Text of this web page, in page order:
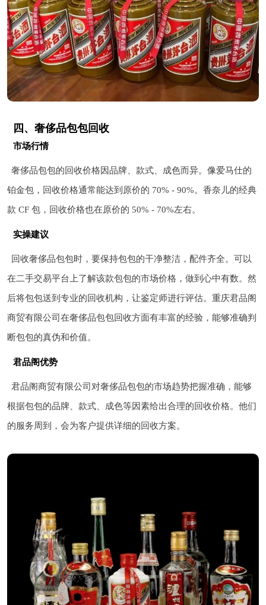
四、奢侈品包包回收
市场行情
奢侈品包包的回收价格因品牌、款式、成色而异。像爱马仕的
铂金包，回收价格通常能达到原价的 70% - 90%。香奈儿的经典
款 CF 包，回收价格也在原价的 50% - 70%左右。
实操建议
回收奢侈品包包时，要保持包包的干净整洁，配件齐全。可以
在二手交易平台上了解该款包包的市场价格，做到心中有数。然
后将包包送到专业的回收机构，让鉴定师进行评估。重庆君品阁
商贸有限公司在奢侈品包包回收方面有丰富的经验，能够准确判
断包包的真伪和价值。
君品阁优势
君品阁商贸有限公司对奢侈品包包的市场趋势把握准确，能够
根据包包的品牌、款式、成色等因素给出合理的回收价格。他们
的服务周到，会为客户提供详细的回收方案。